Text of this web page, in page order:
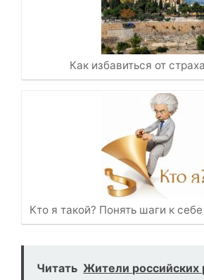
Как избавиться от
Кто я такой? Понять шаги к
Читать Жители российских